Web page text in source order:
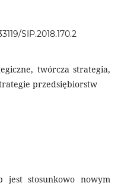
SIP.2018.170.2
twórcza strategia,
przedsiębiorstw
jest stosunkowo nowym